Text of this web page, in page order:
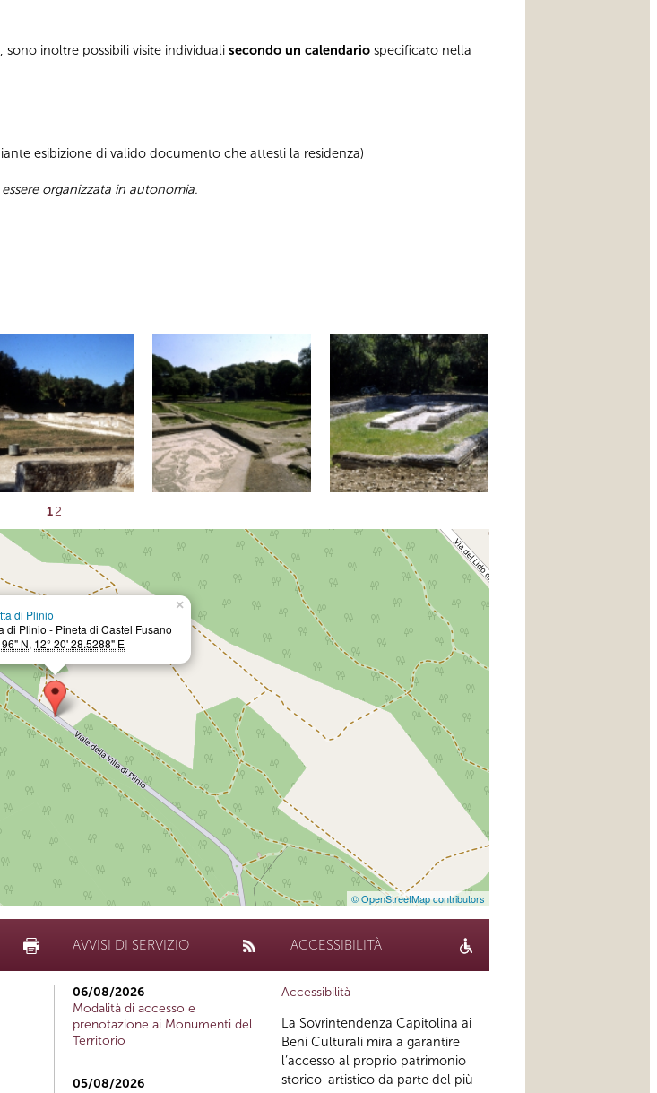
inoltre possibili visite individuali secondo un calendario specificato nella
esibizione di valido documento che attesti la residenza)
organizzata in autonomia.
12
×
di Plinio
di Plinio - Pineta di Castel Fusano
N, 12° 20' 28.5288" E
© OpenStreetMap contributors
AVVISI DI SERVIZIO
06/08/2026
Modalità di accesso e
prenotazione ai Monumenti del
Territorio
05/08/2026
ACCESSIBILITÀ
Accessibilità
La Sovrintendenza Capitolina ai
Beni Culturali mira a garantire
l’accesso al proprio patrimonio
storico-artistico da parte del più